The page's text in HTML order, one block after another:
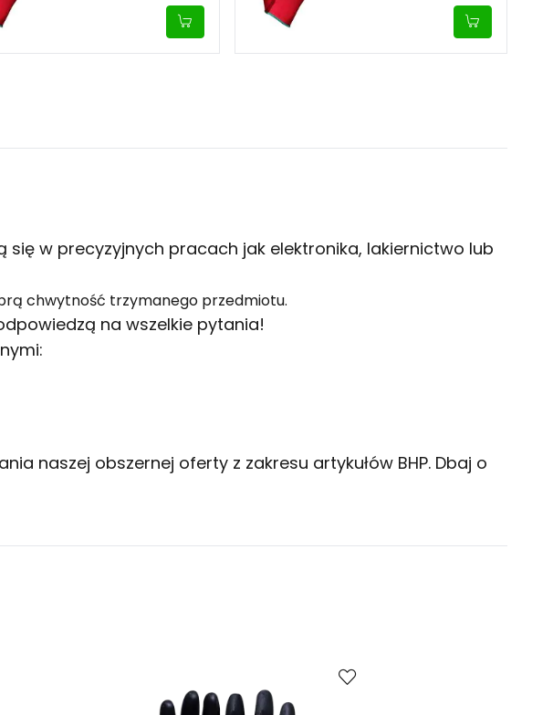
się w precyzyjnych pracach jak elektronika, lakiernictwo lub
chwytność trzymanego przedmiotu.
na wszelkie pytania!
naszej obszernej oferty z zakresu artykułów BHP. Dbaj o